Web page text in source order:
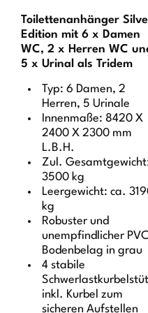
Toilettenanhänger
Edition mit 6 x Damen
WC, 2 x Herren WC
5 x Urinal als Tridem
Typ: 6 Damen, 2
Herren, 5 Urinale
Innenmaße: 8420 X
2400 X 2300 mm
L.B.H.
Zul.
3500 kg
Leergewicht: ca.
kg
Robuster und
unempfindlicher
Bodenbelag in grau
4 stabile
inkl. Kurbel zum
sicheren Aufstellen